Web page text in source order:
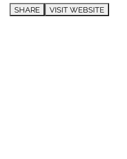
SHARE VISIT WEBSITE